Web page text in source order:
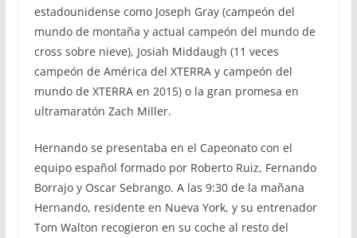
estadounidense como Joseph Gray (campeón del
mundo de montaña y actual campeón del mundo de
cross sobre nieve), Josiah Middaugh (11 veces
campeón de América del XTERRA y campeón del
mundo de XTERRA en 2015) o la gran promesa en
ultramaratón Zach Miller.
Hernando se presentaba en el Capeonato con el
equipo español formado por Roberto Ruiz, Fernando
Borrajo y Oscar Sebrango. A las 9:30 de la mañana
Hernando, residente en Nueva York, y su entrenador
Tom Walton recogieron en su coche al resto del